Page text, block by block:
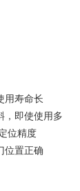
用寿命长
，即使使用多
位精度
位置正确